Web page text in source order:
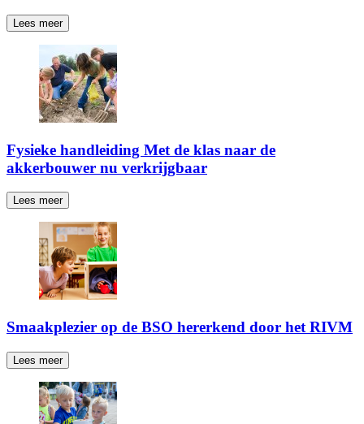
Lees meer
Fysieke handleiding Met de klas naar de
akkerbouwer nu verkrijgbaar
Lees meer
Smaakplezier op de BSO hererkend door het RIVM
Lees meer